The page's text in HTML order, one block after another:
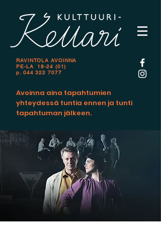
RAVINTOLA AVOINNA
PE-LA 18-24 (01)
p. 044 322 7077
Avoinna aina tapahtumien
yhteydessä tuntia ennen ja tunti
tapahtuman jälkeen.